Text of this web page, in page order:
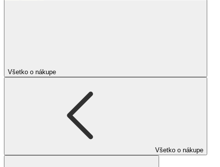
Všetko o nákupe
Všetko o nákupe